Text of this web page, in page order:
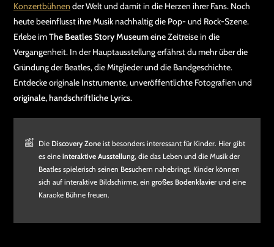
Konzertbühnen der Welt und damit in die Herzen ihrer Fans. Noch
heute beeinflusst ihre Musik nachhaltig die Pop- und Rock-Szene.
Erlebe imThe Beatles Story Museumeine Zeitreise in die
Vergangenheit. In der Hauptausstellung erfährst du mehr über die
Gründung der Beatles, die Mitglieder und die Bandgeschichte.
Entdecke originale Instrumente, unveröffentlichte Fotografien und
originale, handschriftliche Lyrics.
Die Discovery Zone ist besonders interessant für Kinder. Hier gibt
es eine interaktive Ausstellung, die das Leben und die Musik der
Beatles spielerisch seinen Besuchern nahebringt. Kinder können
sich auf interaktive Bildschirme, ein großes Bodenklavier und eine
Karaoke Bühne freuen.